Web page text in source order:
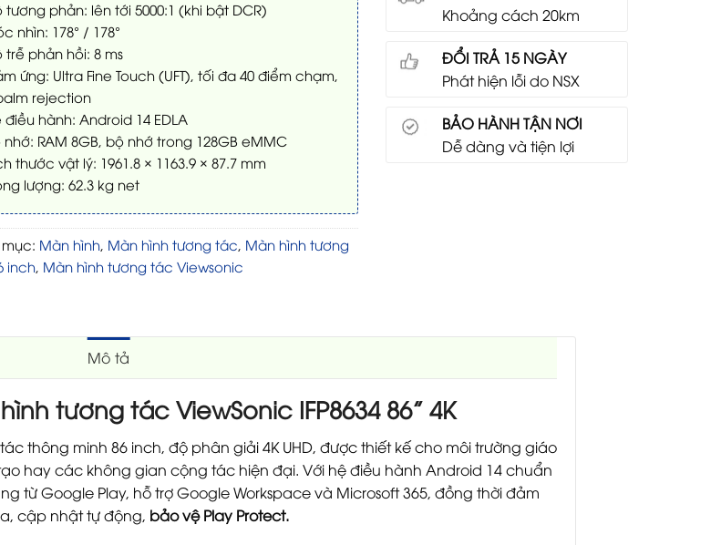
tương phản: lên tới 5000:1 (khi bật DCR)
nhìn: 178° / 178°
trễ phản hồi: 8 ms
ứng: Ultra Fine Touch (UFT), tối đa 40 điểm chạm,
rejection
điều hành: Android 14 EDLA
nhớ: RAM 8GB, bộ nhớ trong 128GB eMMC
thước vật lý: 1961.8 × 1163.9 × 87.7 mm
lượng: 62.3 kg net
Màn hình, Màn hình tương tác, Màn hình tương
inch, Màn hình tương tác Viewsonic
Khoảng cách 20km
ĐỔI TRẢ 15 NGÀY
Phát hiện lỗi do NSX
BẢO HÀNH TẬN NƠI
Dễ dàng và tiện lợi
Mô tả
tương tác ViewSonic IFP8634 86” 4K
thông minh 86 inch, độ phân giải 4K UHD, được thiết kế cho môi trường giáo
hay các không gian cộng tác hiện đại. Với hệ điều hành Android 14 chuẩn
từ Google Play, hỗ trợ Google Workspace và Microsoft 365, đồng thời đảm
cập nhật tự động, bảo vệ Play Protect.